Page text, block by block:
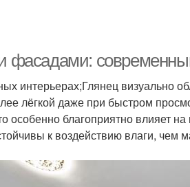
интерьерах;Глянец визуально
лёгкой даже при быстром
особенно благоприятно влияет
к воздействию влаги, чем